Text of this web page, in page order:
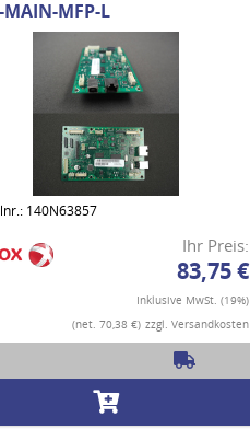
MAIN-MFP-L
140N63857
Ihr Preis:
83,75 €
Inklusive MwSt. (19%)
(net. 70,38 €) zzgl. Versandkosten